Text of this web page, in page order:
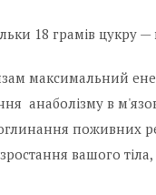
18 грамів цукру
максимальний
анаболізму в
поживних
вашого